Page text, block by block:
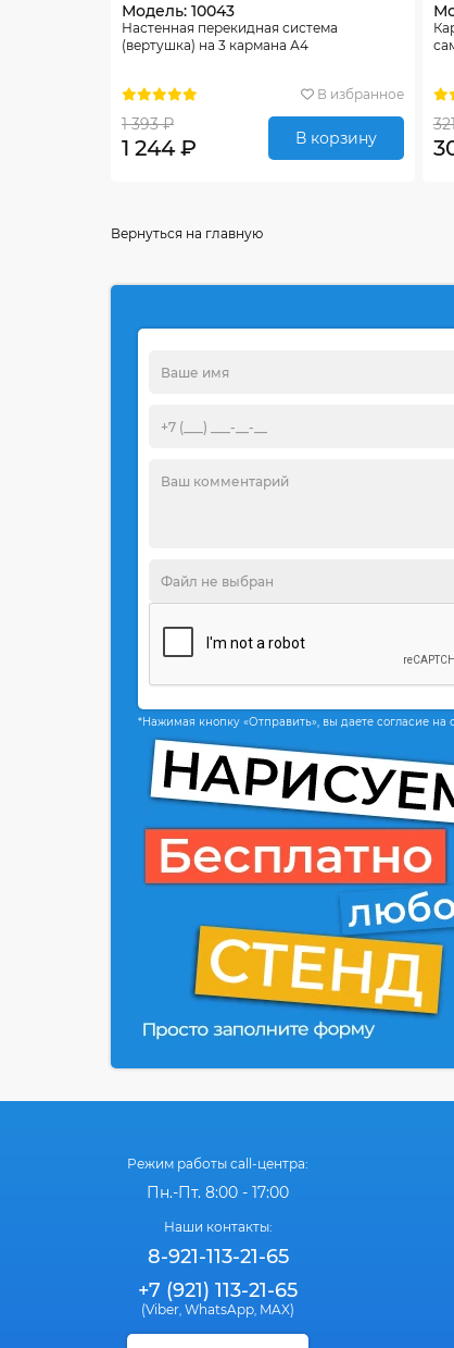
Модель: 10043
Настенная перекидная система
(вертушка) на 3 кармана А4
В избранное
1 393 ₽
1 244 ₽ В корзину
Вернуться на главную
*Нажимая кнопку «Отправить», вы даете согласие
Режим работы call-центра:
Пн.-Пт. 8:00 - 17:00
Наши контакты:
8-921-113-21-65
+7 (921) 113-21-65
(Viber, WhatsApp, MAX)